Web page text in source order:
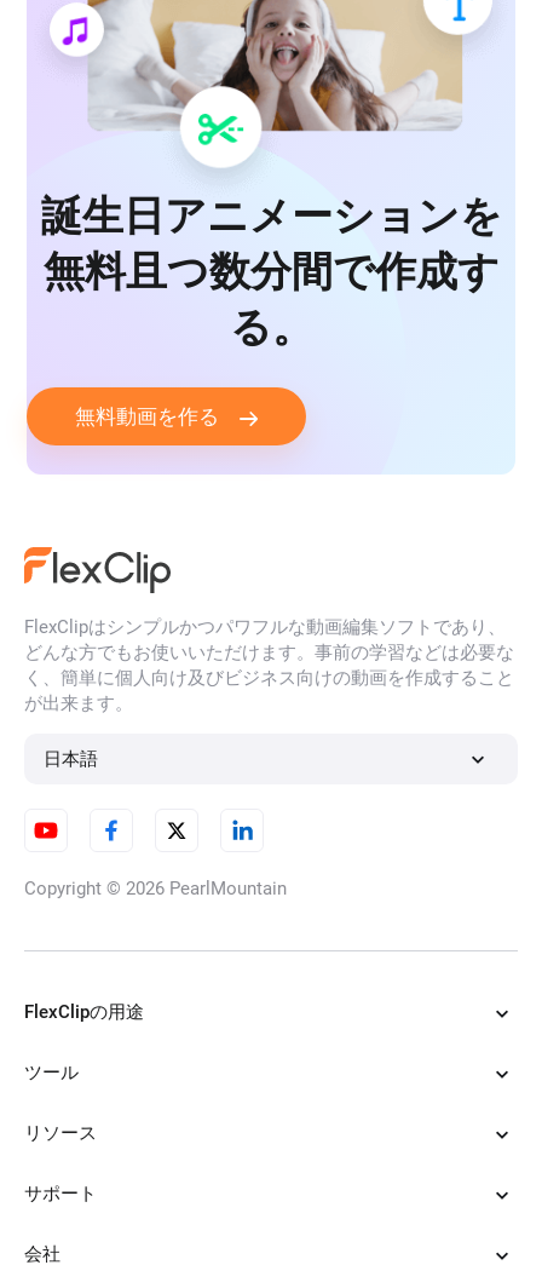
誕生日アニメーションを
無料且つ数分間で作成す
る。
無料動画を作る
FlexClipはシンプルかつパワフルな動画編集ソフトであり、
どんな方でもお使いいただけます。事前の学習などは必要な
く、簡単に個人向け及びビジネス向けの動画を作成すること
が出来ます。
日本語
Copyright © 2026 PearlMountain
FlexClipの用途
ツール
リソース
サポート
会社